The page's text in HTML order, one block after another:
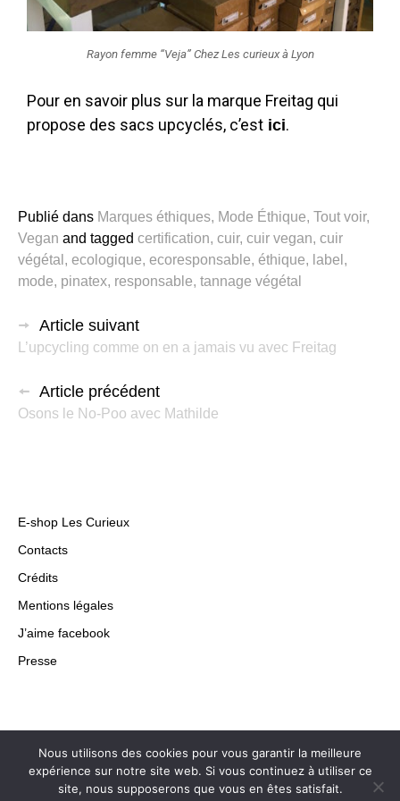
Rayon femme “Veja” Chez Les curieux à Lyon
Pour en savoir plus sur la marque Freitag qui
propose des sacs upcyclés, c’est ici.
Publié dans Marques éthiques, Mode Éthique, Tout voir,
Vegan and tagged certification, cuir, cuir vegan, cuir
végétal , ecologique, ecoresponsable, éthique, label ,
mode, pinatex, responsable, tannage végétal
Article suivant
L’upcycling comme on en a jamais vu avec Freitag
Article précédent
Osons le No-Poo avec Mathilde
E-shop Les Curieux
Contacts
Crédits
Mentions légales
J’aime facebook
Presse
Nous utilisons des cookies pour vous garantir la meilleure
expérience sur notre site web. Si vous continuez à utiliser ce
site, nous supposerons que vous en êtes satisfait.